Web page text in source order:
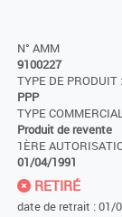
N° AMM
9100227
TYPE DE PRODUIT :
PPP
TYPE
Produit de revente
1ÈRE
01/04/1991
RETIRÉ
date de retrait : 01/